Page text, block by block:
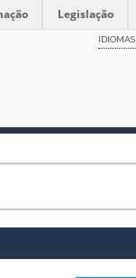
Legislação
IDIOMAS